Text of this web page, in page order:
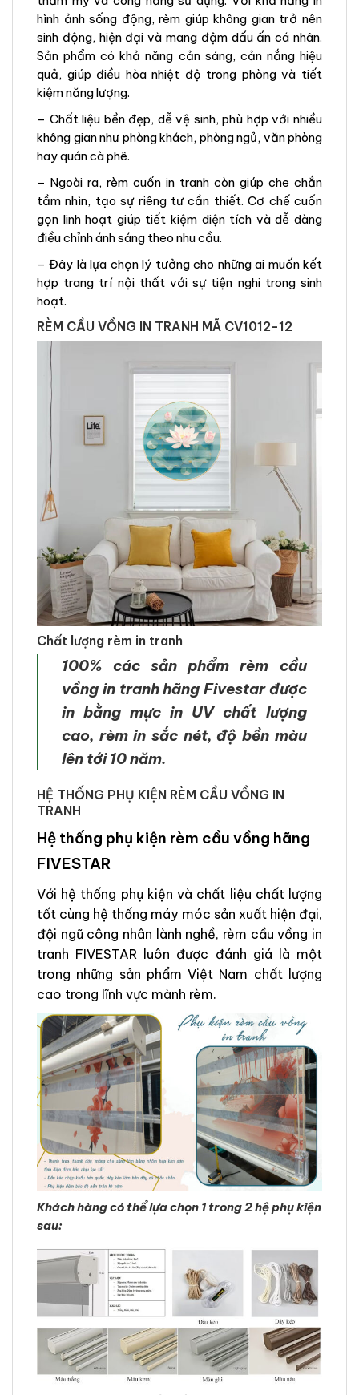
hình ảnh sống động, rèm giúp không gian trở nên
sinh động, hiện đại và mang đậm dấu ấn cá nhân.
Sản phẩm có khả năng cản sáng, cản nắng hiệu
quả, giúp điều hòa nhiệt độ trong phòng và tiết
kiệm năng lượng.
– Chất liệu bền đẹp, dễ vệ sinh, phù hợp với nhiều
không gian như phòng khách, phòng ngủ, văn phòng
hay quán cà phê.
– Ngoài ra, rèm cuốn in tranh còn giúp che chắn
tầm nhìn, tạo sự riêng tư cần thiết. Cơ chế cuốn
gọn linh hoạt giúp tiết kiệm diện tích và dễ dàng
điều chỉnh ánh sáng theo nhu cầu.
– Đây là lựa chọn lý tưởng cho những ai muốn kết
hợp trang trí nội thất với sự tiện nghi trong sinh
hoạt.
RÈM CẦU VỒNG IN TRANH MÃ CV1012-12
Chất lượng rèm in tranh
100% các sản phẩm rèm cầu
vồng in tranh hãng Fivestar được
in bằng mực in UV chất lượng
cao, rèm in sắc nét, độ bền màu
lên tới 10 năm.
HỆ THỐNG PHỤ KIỆN RÈM CẦU VỒNG IN
TRANH
Hệ thống phụ kiện rèm cầu vồng hãng
FIVESTAR
Với hệ thống phụ kiện và chất liệu chất lượng
tốt cùng hệ thống máy móc sản xuất hiện đại,
đội ngũ công nhân lành nghề, rèm cầu vồng in
tranh FIVESTAR luôn được đánh giá là một
trong những sản phẩm Việt Nam chất lượng
cao trong lĩnh vực mành rèm.
Khách hàng có thể lựa chọn 1 trong 2 hệ phụ kiện
sau: